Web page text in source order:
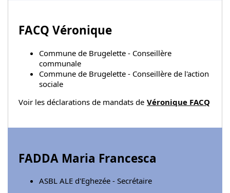
FACQ Véronique
Commune de Brugelette - Conseillère
communale
Commune de Brugelette - Conseillère de l'action
sociale
Voir les déclarations de mandats de Véronique FACQ
FADDA Maria Francesca
ASBL ALE d'Eghezée - Secrétaire